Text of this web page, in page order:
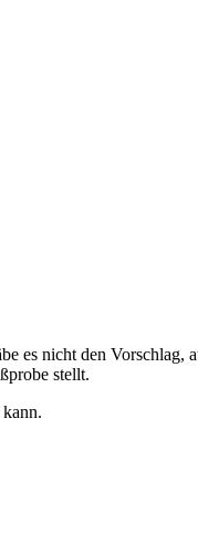
es nicht den Vorschlag,
stellt.